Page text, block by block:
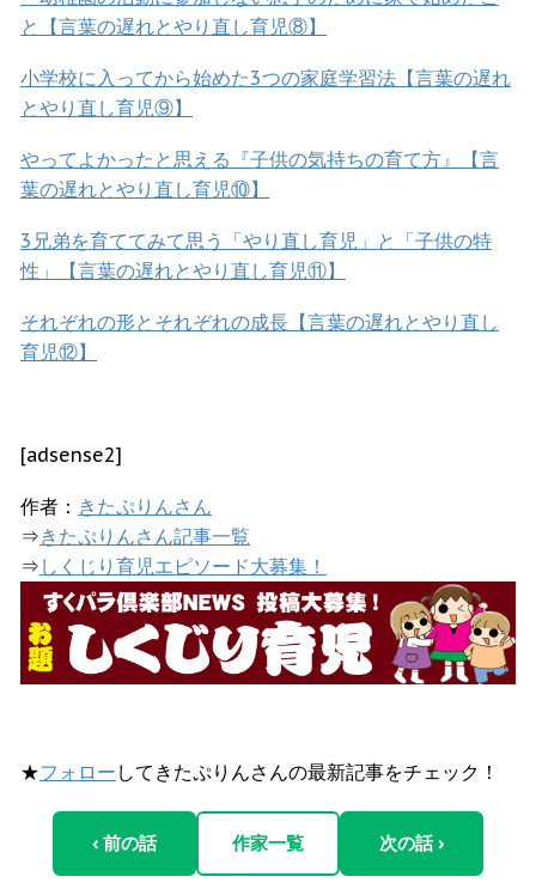
と【言葉の遅れとやり直し育児⑧】
小学校に入ってから始めた3つの家庭学習法【言葉の遅れ
とやり直し育児⑨】
やってよかったと思える『子供の気持ちの育て方』【言
葉の遅れとやり直し育児⑩】
3兄弟を育ててみて思う「やり直し育児」と「子供の特
性」【言葉の遅れとやり直し育児⑪】
それぞれの形とそれぞれの成長【言葉の遅れとやり直し
育児⑫】
[adsense2]
作者： きたぷりんさん
⇒きたぷりんさん記事一覧
⇒ しくじり育児エピソード大募集！
★フォロー してきたぷりんさんの最新記事をチェック！
‹ 前の話 作家一覧 次の話 ›